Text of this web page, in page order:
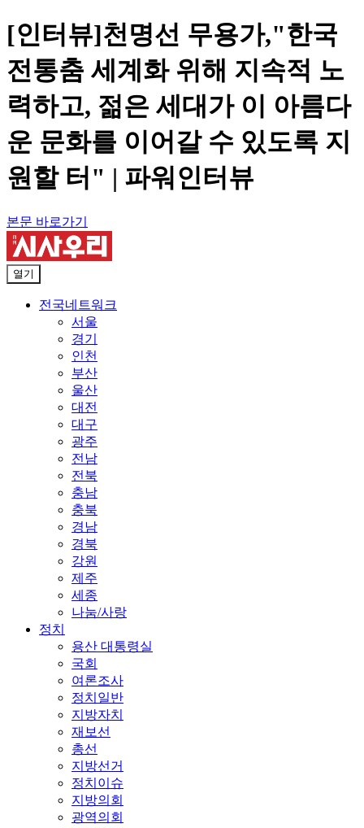
[인터뷰]천명선 무용가,"한국
전통춤 세계화 위해 지속적 노
력하고, 젊은 세대가 이 아름다
운 문화를 이어갈 수 있도록 지
원할 터" | 파워인터뷰
본문 바로가기
열기
전국네트워크
서울
경기
인천
부산
울산
대전
대구
광주
전남
전북
충남
충북
경남
경북
강원
제주
세종
나눔/사랑
정치
용산 대통령실
국회
여론조사
정치일반
지방자치
재보선
총선
지방선거
정치이슈
지방의회
광역의회